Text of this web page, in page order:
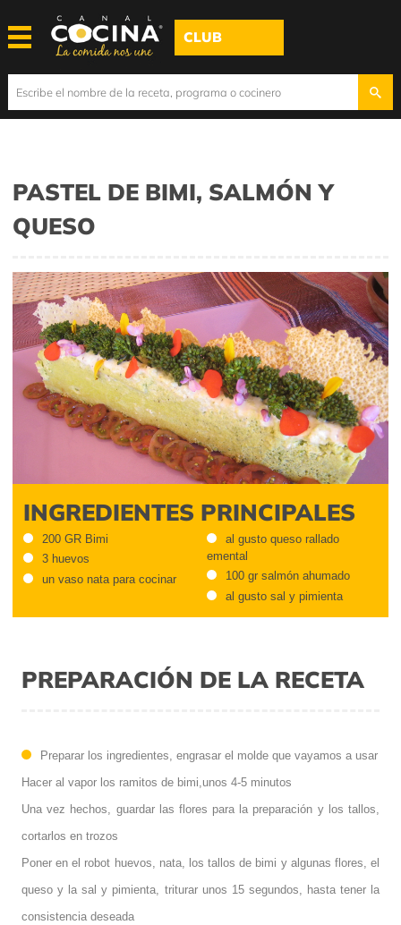
CLUB
PASTEL DE BIMI, SALMÓN Y
QUESO
INGREDIENTES PRINCIPALES
200 GR Bimi
3 huevos
un vaso nata para cocinar
al gusto queso rallado
emental
100 gr salmón ahumado
al gusto sal y pimienta
PREPARACIÓN DE LA RECETA
Preparar los ingredientes, engrasar el molde que vayamos a usar
Hacer al vapor los ramitos de bimi,unos 4-5 minutos
Una vez hechos, guardar las flores para la preparación y los tallos,
cortarlos en trozos
Poner en el robot huevos, nata, los tallos de bimi y algunas flores, el
queso y la sal y pimienta, triturar unos 15 segundos, hasta tener la
consistencia deseada